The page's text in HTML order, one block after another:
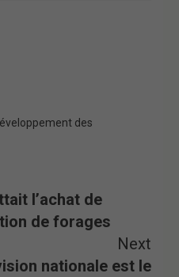
des
l’achat de
de forages
Next
nationale est le